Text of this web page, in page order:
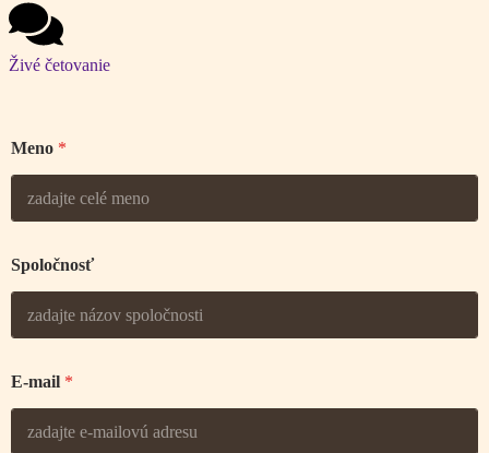
Živé četovanie
Meno *
Spoločnosť
E-mail *